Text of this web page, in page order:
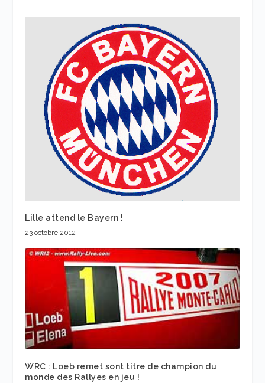
Lille attend le Bayern !
23 octobre 2012
WRC : Loeb remet sont titre de champion du
monde des Rallyes en jeu !